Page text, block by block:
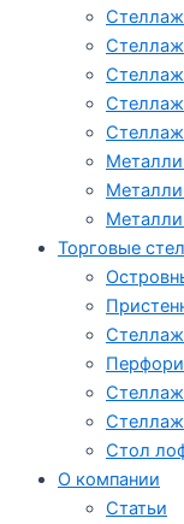
Стеллаж
Стеллаж
Торговые
Стол
О компании
Статьи